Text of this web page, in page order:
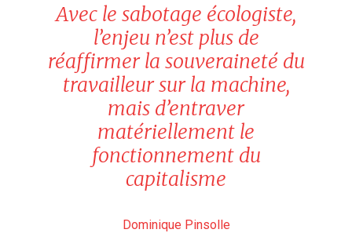
Avec le sabotage écologiste,
l’enjeu n’est plus de
réaffirmer la souveraineté du
travailleur sur la machine,
mais d’entraver
matériellement le
fonctionnement du
capitalisme
Dominique Pinsolle